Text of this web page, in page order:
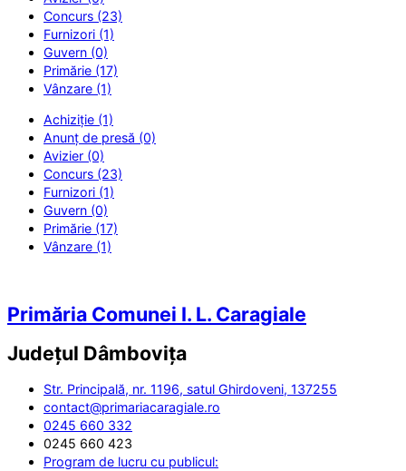
Concurs (23)
Furnizori (1)
Guvern (0)
Primărie (17)
Vânzare (1)
Achiziție (1)
Anunț de presă (0)
Avizier (0)
Concurs (23)
Furnizori (1)
Guvern (0)
Primărie (17)
Vânzare (1)
Primăria Comunei I. L. Caragiale
Județul Dâmbovița
Str. Principală, nr. 1196, satul Ghirdoveni, 137255
contact@primariacaragiale.ro
0245 660 332
0245 660 423
Program de lucru cu publicul: